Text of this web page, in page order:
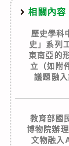
相關內容
歷史學科
史」系列
東南亞的
立（如附
議題融
教育部國
博物院辦
文物融入